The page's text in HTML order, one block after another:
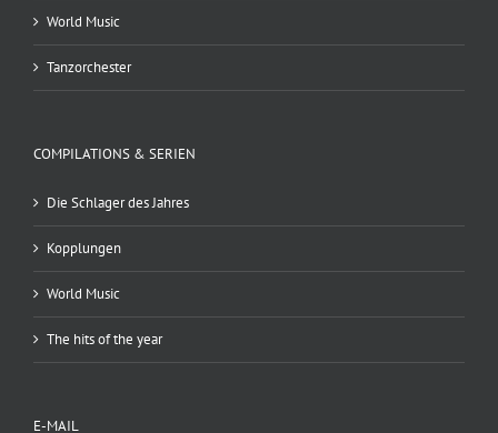
World Music
Tanzorchester
COMPILATIONS & SERIEN
Die Schlager des Jahres
Kopplungen
World Music
The hits of the year
E-MAIL